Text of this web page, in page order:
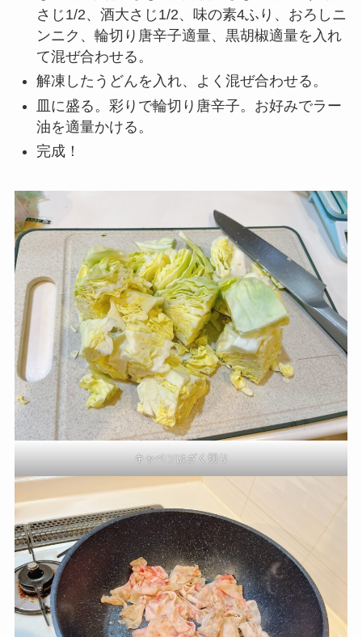
さじ1/2、酒大さじ1/2、味の素4ふり、おろしニ
ンニク、輪切り唐辛子適量、黒胡椒適量を入れ
て混ぜ合わせる。
解凍したうどんを入れ、よく混ぜ合わせる。
皿に盛る。彩りで輪切り唐辛子。お好みでラー
油を適量かける。
完成！
キャベツはざく切り